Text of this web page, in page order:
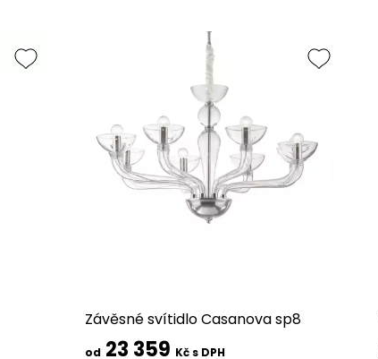
Závěsné svítidlo Casanova sp8
od 23 359 Kč s DPH